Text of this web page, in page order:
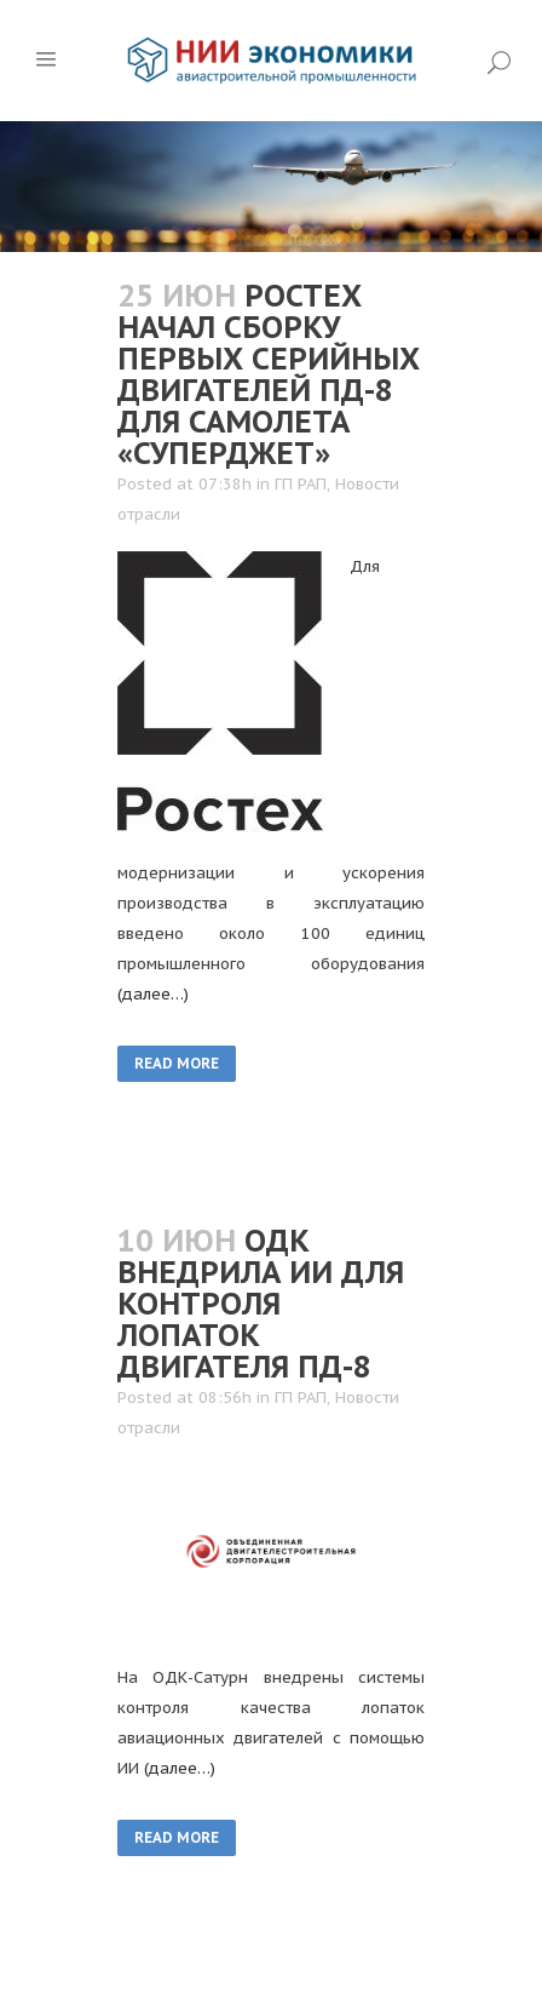
25 ИЮН РОСТЕХ
НАЧАЛ СБОРКУ
ПЕРВЫХ СЕРИЙНЫХ
ДВИГАТЕЛЕЙ ПД-8
ДЛЯ САМОЛЕТА
«СУПЕРДЖЕТ»
Posted at 07:38h in ГП РАП, Новости
отрасли
Для
модернизации и ускорения
производства в эксплуатацию
введено около 100 единиц
промышленного оборудования
(далее…)
READ MORE
10 ИЮН ОДК
ВНЕДРИЛА ИИ ДЛЯ
КОНТРОЛЯ
ЛОПАТОК
ДВИГАТЕЛЯ ПД-8
Posted at 08:56h in ГП РАП, Новости
отрасли
На ОДК-Сатурн внедрены системы
контроля качества лопаток
авиационных двигателей с помощью
ИИ (далее…)
READ MORE